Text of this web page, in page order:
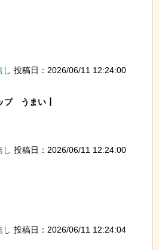
し 投稿日：2026/06/11 12:24:00
プ　うまい┃
し 投稿日：2026/06/11 12:24:00
し 投稿日：2026/06/11 12:24:04